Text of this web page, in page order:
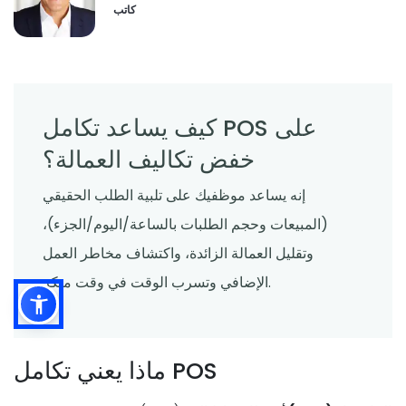
Derrick McMahonكاتب
كيف يساعد تكامل POS على
خفض تكاليف العمالة؟
إنه يساعد موظفيك على تلبية الطلب الحقيقي
(المبيعات وحجم الطلبات بالساعة/اليوم/الجزء)،
وتقليل العمالة الزائدة، واكتشاف مخاطر العمل
الإضافي وتسرب الوقت في وقت مبكر.
ماذا يعني تكامل POS